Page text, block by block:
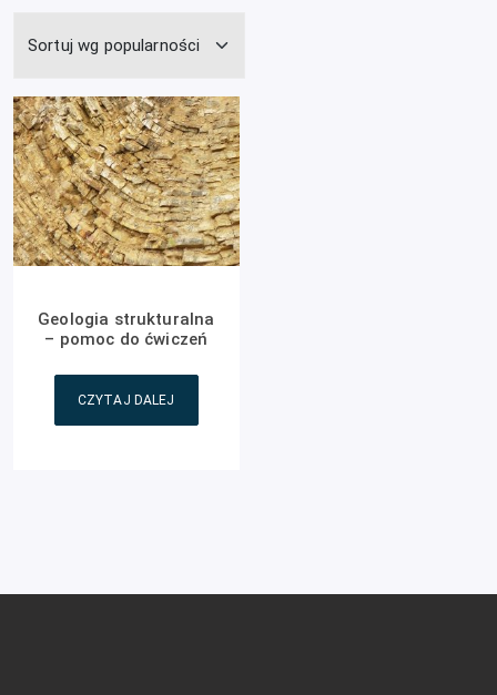
Geologia strukturalna
– pomoc do ćwiczeń
CZYTAJ DALEJ